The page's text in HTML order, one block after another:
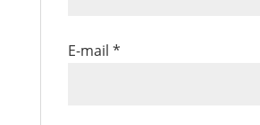
E-mail *